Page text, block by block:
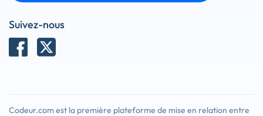
Suivez-nous
Codeur.com est la première plateforme de mise en relation entre